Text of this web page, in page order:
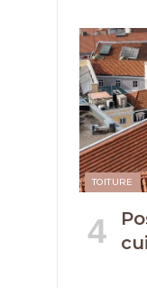
TOITURE